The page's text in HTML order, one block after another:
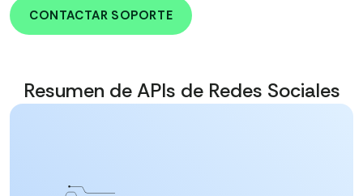
CONTACTAR SOPORTE
Resumen de APIs de Redes Sociales